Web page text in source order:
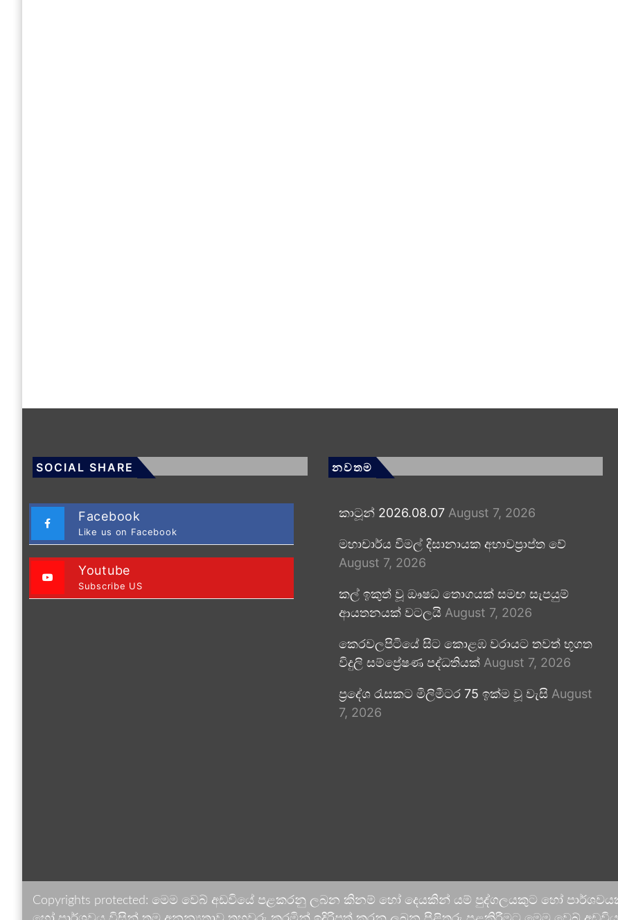
SOCIAL SHARE
Facebook
Like us on Facebook
Youtube
Subscribe US
නවතම
කාටූන් 2026.08.07 August 7, 2026
මහාචාර්ය විමල් දිසානායක අභාවප්‍රාප්ත වේ
August 7, 2026
කල් ඉකුත් වූ ඖෂධ තොගයක් සමඟ සැපයුම්
ආයතනයක් වටලයි August 7, 2026
කෙරවලපිටියේ සිට කොළඹ වරායට තවත් භූගත
විදුලි සම්ප්‍රේෂණ පද්ධතියක් August 7, 2026
ප්‍රදේශ රැසකට මිලිමීටර 75 ඉක්ම වූ වැසි August
7, 2026
Copyrights protected: මෙම වෙබ් අඩවියේ පළකරනු ලබන කිනම් හෝ දෙයකින් යම් පුද්ගලයකුට හෝ